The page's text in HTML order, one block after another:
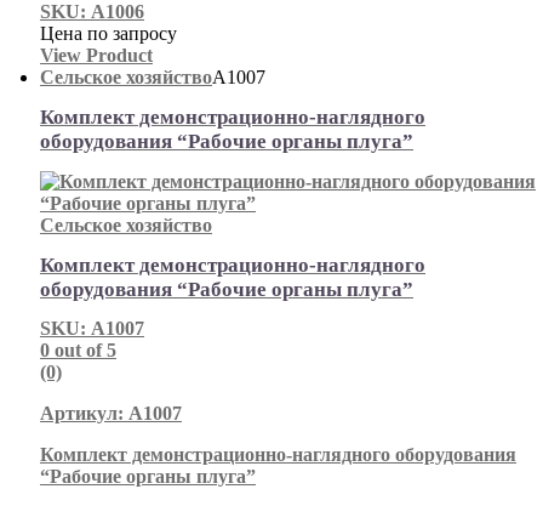
SKU: А1006
Цена по запросу
View Product
Сельское хозяйствоА1007
Комплект демонстрационно-наглядного
оборудования “Рабочие органы плуга”
Сельское хозяйство
Комплект демонстрационно-наглядного
оборудования “Рабочие органы плуга”
SKU: А1007
0 out of 5
(0)
Артикул: А1007
Комплект демонстрационно-наглядного оборудования
“Рабочие органы плуга”